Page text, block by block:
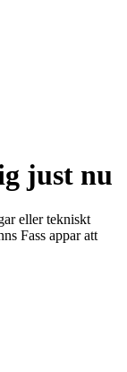
just nu
eller tekniskt
Fass appar att